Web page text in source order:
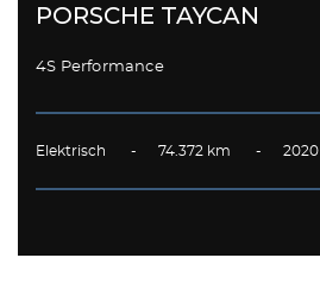
PORSCHE TAYCAN
4S Performance
Elektrisch - 74.372 km - 2020